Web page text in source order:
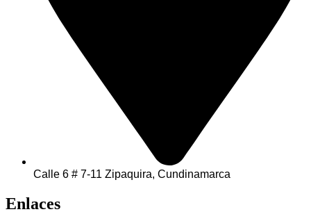
Calle 6 # 7-11 Zipaquira, Cundinamarca
Enlaces